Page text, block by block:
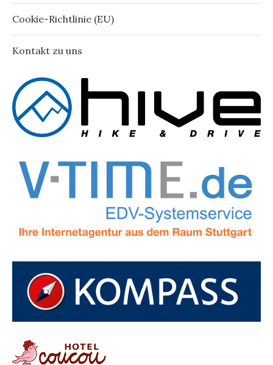
Cookie-Richtlinie (EU)
Kontakt zu uns